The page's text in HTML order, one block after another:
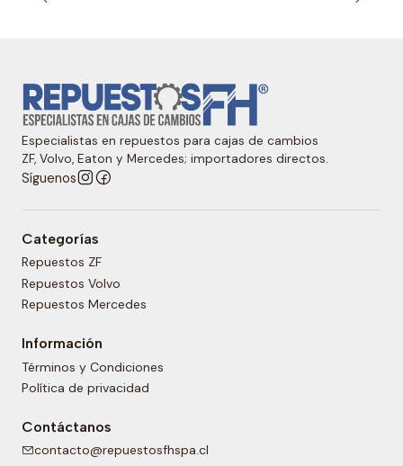
Especialistas en repuestos para cajas de cambios
ZF, Volvo, Eaton y Mercedes; importadores directos.
Síguenos
Categorías
Repuestos ZF
Repuestos Volvo
Repuestos Mercedes
Información
Términos y Condiciones
Política de privacidad
Contáctanos
contacto@repuestosfhspa.cl